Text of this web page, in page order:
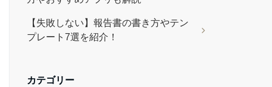
【失敗しない】報告書の書き方やテン
プレート7選を紹介！
カテゴリー